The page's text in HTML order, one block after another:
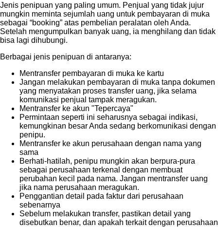
Jenis penipuan yang paling umum. Penjual yang tidak jujur
mungkin meminta sejumlah uang untuk pembayaran di muka
sebagai “booking” atas pembelian peralatan oleh Anda.
Setelah mengumpulkan banyak uang, ia menghilang dan tidak
bisa lagi dihubungi.
Berbagai jenis penipuan di antaranya:
Mentransfer pembayaran di muka ke kartu
Jangan melakukan pembayaran di muka tanpa dokumen
yang menyatakan proses transfer uang, jika selama
komunikasi penjual tampak meragukan.
Mentransfer ke akun "Tepercaya"
Permintaan seperti ini seharusnya sebagai indikasi,
kemungkinan besar Anda sedang berkomunikasi dengan
penipu.
Mentransfer ke akun perusahaan dengan nama yang
sama
Berhati-hatilah, penipu mungkin akan berpura-pura
sebagai perusahaan terkenal dengan membuat
perubahan kecil pada nama. Jangan mentransfer uang
jika nama perusahaan meragukan.
Penggantian detail pada faktur dari perusahaan
sebenarnya
Sebelum melakukan transfer, pastikan detail yang
disebutkan benar, dan apakah terkait dengan perusahaan